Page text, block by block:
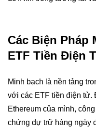
Các Biện Pháp
ETF Tiền Điện
Minh bạch là nền tảng
với các ETF tiền điện tử.
Ethereum của mình,
chứng dự trữ hàng ngày